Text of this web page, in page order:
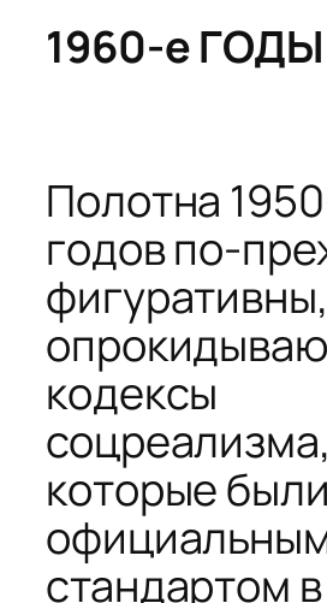
1960-е ГОДЫ
Полотна
годов по-
кодексы
соцреализма,
которые
стандартом